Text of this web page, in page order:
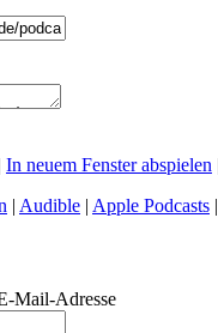
In neuem Fenster abspielen
| Audible | Apple Podcasts |
Mail-Adresse